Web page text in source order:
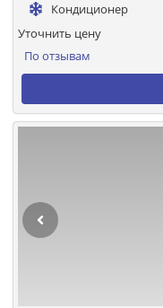
Кондиционер
По отзывам
Уточнить цену